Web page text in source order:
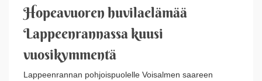
Hopeavuoren huvilaelämää
Lappeenrannassa kuusi
vuosikymmentä
Lappeenrannan pohjoispuolelle Voisalmen saareen